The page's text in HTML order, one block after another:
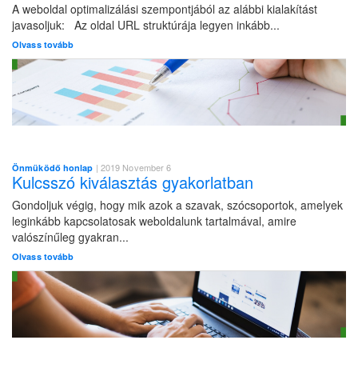
A weboldal optimalizálási szempontjából az alábbi kialakítást
javasoljuk: Az oldal URL struktúrája legyen inkább...
Olvass tovább
Önmüködő honlap | 2019 November 6
Kulcsszó kiválasztás gyakorlatban
Gondoljuk végig, hogy mik azok a szavak, szócsoportok, amelyek
leginkább kapcsolatosak weboldalunk tartalmával, amire
valószínűleg gyakran...
Olvass tovább